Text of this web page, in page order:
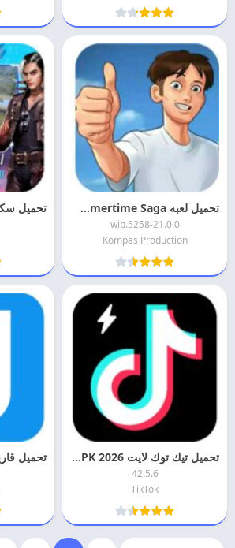
تحميل لعبه Summertime Saga مهكره 2026 اخر اصدار
21.0.0-wip.5258
Kompas Production
تحميل تيك توك لايت 2026 TikTok Lite APK اخر اصدار
42.5.6
TikTok